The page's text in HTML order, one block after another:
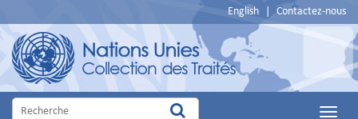
English Contactez-nous
Main